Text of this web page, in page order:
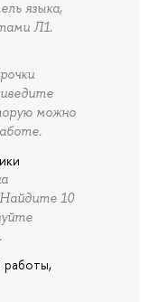
языка,
Л1.
можно
10
работы,